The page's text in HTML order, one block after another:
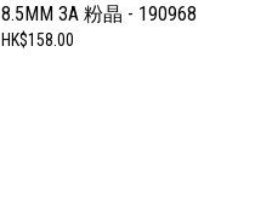
8.5MM 3A 粉晶 - 190968
HK$158.00